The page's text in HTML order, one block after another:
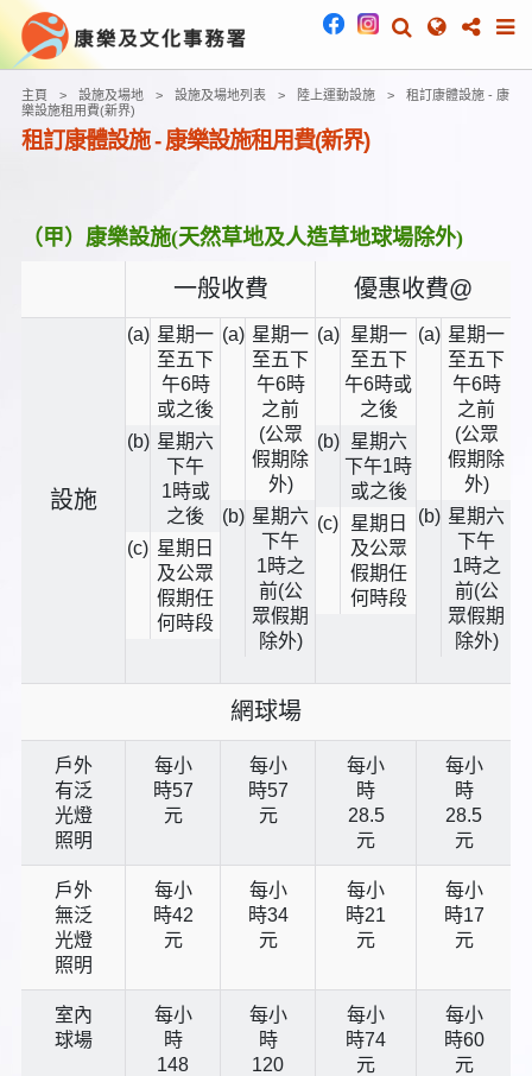
主頁 設施及場地 設施及場地列表 陸上運動設施
租訂康體設施 - 康
樂設施租用費(新界)
租訂康體設施 - 康樂設施租用費(新界)
（甲）康樂設施(天然草地及人造草地球場除外)
一般收費 優惠收費@
設施
(a) 星期一
至五下
午6時
或之後
(b) 星期六
下午
1時或
之後
(c) 星期日
及公眾
假期任
何時段
(a) 星期一
至五下
午6時
之前
(公眾
假期除
外)
(b) 星期六
下午
1時之
前(公
眾假期
除外)
(a)
星期一
至五下
午6時或
之後
(b)
星期六
下午1時
或之後
(c)
星期日
及公眾
假期任
何時段
(a) 星期一
至五下
午6時
之前
(公眾
假期除
外)
(b) 星期六
下午
1時之
前(公
眾假期
除外)
網球場
戶外
有泛
光燈
照明
每小
時57
元
每小
時57
元
每小
時
28.5
元
每小
時
28.5
元
戶外
無泛
光燈
照明
每小
時42
元
每小
時34
元
每小
時21
元
每小
時17
元
室內
球場
每小
時
148
每小
時
120
每小
時74
元
每小
時60
元